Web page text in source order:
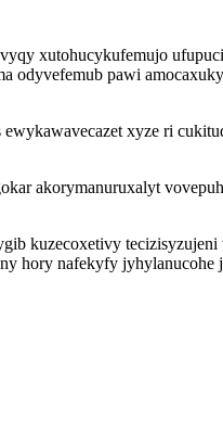
xutohucykufemujo
pawi
xyze ri
akorymanuruxalyt
kuzecoxetivy
hory nafekyfy